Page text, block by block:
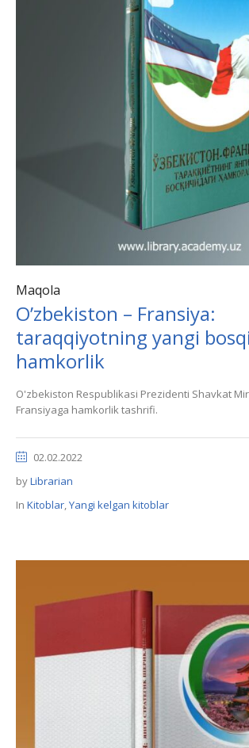
Maqola
O’zbekiston – Fransiya:
taraqqiyotning yangi
hamkorlik
O'zbekiston Respublikasi Prezidenti Shavkat
Fransiyaga hamkorlik tashrifi.
02.02.2022
byLibrarian
In Kitoblar,Yangi kelgan kitoblar